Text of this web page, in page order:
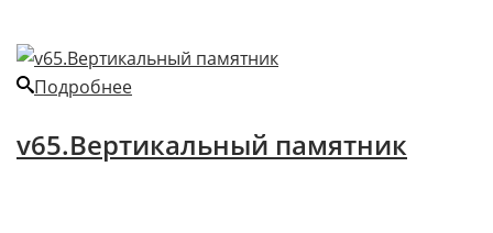
Подробнее
v65.Вертикальный памятник